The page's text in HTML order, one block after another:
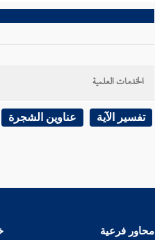
الخدمات العلمية
تفسير الآية عناوين الشجرة
محاور فرعية